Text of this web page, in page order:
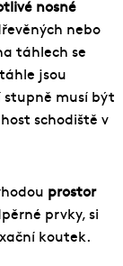
nosné
nebo
táhlech se
jsou
stupně musí být
schodiště v
prostor
prvky, si
koutek.